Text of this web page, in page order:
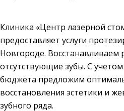
Клиника «Центр лазерной
предоставляет услуги
Новгороде. Восстанавливаем
отсутствующие зубы. С
бюджета предложим
восстановления эстетики и
зубного ряда.